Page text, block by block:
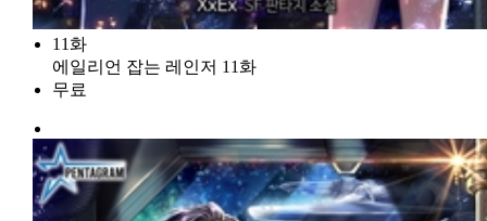
11화
에일리언 잡는 레인저 11화
무료